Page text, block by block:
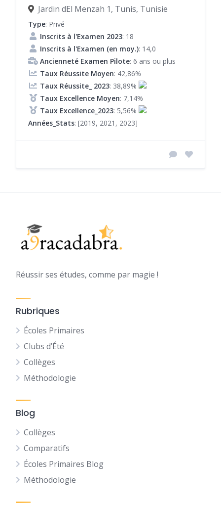
Jardin dEl Menzah 1, Tunis, Tunisie
Type: Privé
Inscrits à l'Examen 2023: 18
Inscrits à l'Examen (en moy.): 14,0
Ancienneté Examen Pilote: 6 ans ou plus
Taux Réussite Moyen: 42,86%
Taux Réussite_ 2023: 38,89%
Taux Excellence Moyen: 7,14%
Taux Excellence_2023: 5,56%
Années_Stats: [2019, 2021, 2023]
Réussir ses études, comme par magie !
Rubriques
Écoles Primaires
Clubs d’Été
Collèges
Méthodologie
Blog
Collèges
Comparatifs
Écoles Primaires Blog
Méthodologie